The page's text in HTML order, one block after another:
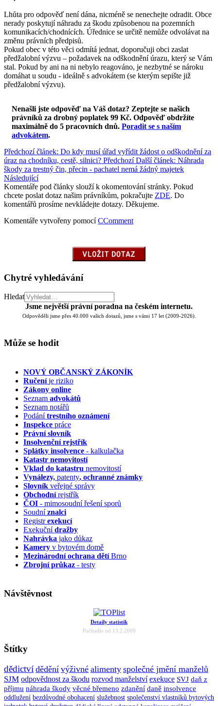
Lhůta pro odpověď není dána, nicméně se nenechejte odradit. Obce
nerady poskytují náhradu za škodu způsobenou na pozemních
komunikacích/chodnících. Úřednice se určitě nemůže odvolávat na
změnu právních předpisů.
Pokud obec v této věci odmítá jednat, doporučuji obci zaslat
předžalobní výzvu – požadavek na odškodnění úrazu, který se Vám
stal. Pokud by ani na ni nebylo reagováno, je nezbytné se nároku
domáhat u soudu - ideálně s advokátem (se kterým sepište již
předžalobní výzvu).
Nenašli jste odpověď na Váš dotaz? Zeptejte se našich
právníků za drobný poplatek 99 Kč. Odpověď obdržíte
maximálně do 5 pracovních dnů. Poradit se s naším
advokátem.
Předchozí článek: Do kdy musí úřad vyřídit žádost o odškodnění za
úraz na chodníku, cestě, silnici? Předchozí Další článek: Náhrada
škody za trestný čin, přecin - pachatel nemá žádný majetek
Následující
Komentáře pod články slouží k okomentování stránky. Pokud
chcete poslat dotaz našim právníkům, pokračujte ZDE. Do
komentářů prosíme nevkládejte dotazy. Děkujeme.
Komentáře vytvořeny pomocíCComment
Chytré vyhledávání
Hledat
Jsme největší právní poradna na českém internetu.
Odpověděli jsme přes 40.000 vašich dotazů, jsme s vámi 17 let (2009-2026).
Může se hodit
NOVÝ OBČANSKÝ ZÁKONÍK
Ručeníje riziko
Zákony online
Seznam advokátů
Seznam notářů
Podánítrestního oznámení
Inspekce práce
Právní slovník
Insolvenčnírejstřík
Splátky insolvence - kalkulačka
Katastr nemovitostí
Vklad do katastru nemovitostí
Vynálezy, patenty, ochranné známky
Slovník veřejné správy
Obchodnírejstřík
ČOI - mimosoudní řešení sporů
Soudníznalci
Registrexekucí
Exekučnídražby
Nahrávka jako důkaz
Kamery v bytovém domě
Mezinárodní ochrana dětíBrno
Zbrojní průkaz - testy
Návštěvnost
Detaily statistik
Počítadlo od 13.2.2009
Štítky
dědictví dědění výživné alimenty společné jmění manželů
SJM odpovědnost za škodu rozvod manželství exekuce SVJ daň z
příjmu náhrada škody věcné břemeno zdanění daně insolvence
oddlužení bezdůvodné obohacení služebnost společenství vlastníků bytových